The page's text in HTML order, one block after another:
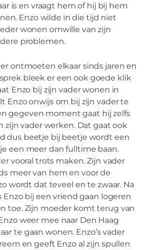
is en vraagt hem of hij bij hem
Enzo wilde in die tijd niet
wonen omwille van zijn
problemen.
ontmoeten elkaar sinds jaren en
bleek er een ook goede klik
Enzo bij zijn vader wonen in
Enzo onwijs om bij zijn vader te
gegeven moment gaat hij zelfs
zijn vader werken. Dat gaat ook
dus beetje bij beetje wordt een
een meer dan fulltime baan.
vooral trots maken. Zijn vader
meer van hem en voor de
wordt dat teveel en te zwaar. Na
Enzo bij een vriend gaan logeren
toe. Zijn moeder komt terug van
weer mee naar Den Haag
te gaan wonen. Enzo’s vader
en geeft Enzo al zijn spullen